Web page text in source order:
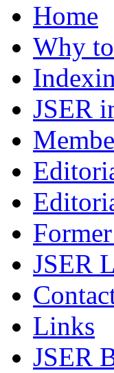
Home
Why
JSER
JSER
Links
JSER